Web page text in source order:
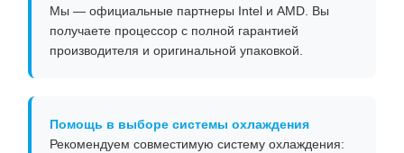
Мы — официальные партнеры Intel и AMD. Вы
получаете процессор с полной гарантией
производителя и оригинальной упаковкой.
Помощь в выборе системы охлаждения
Рекомендуем совместимую систему охлаждения: